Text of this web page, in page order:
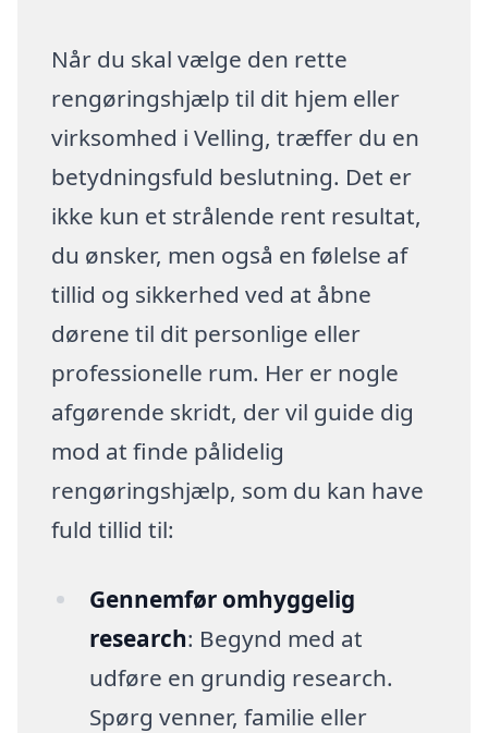
Når du skal vælge den rette
rengøringshjælp til dit hjem eller
virksomhed i Velling, træffer du en
betydningsfuld beslutning. Det er
ikke kun et strålende rent resultat,
du ønsker, men også en følelse af
tillid og sikkerhed ved at åbne
dørene til dit personlige eller
professionelle rum. Her er nogle
afgørende skridt, der vil guide dig
mod at finde pålidelig
rengøringshjælp, som du kan have
fuld tillid til:
Gennemfør omhyggelig
research: Begynd med at
udføre en grundig research.
Spørg venner, familie eller